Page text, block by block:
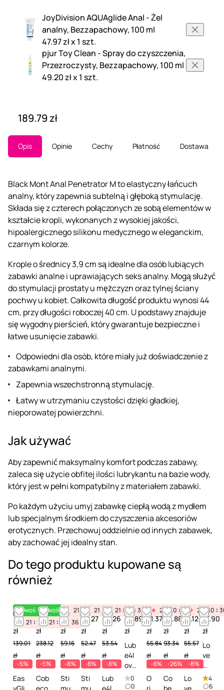
JoyDivision AQUAglide Anal - Żel
analny, Bezzapachowy, 100 ml
47.97 zł x 1 szt.
pjur Toy Clean - Spray do czyszczenia,
Przezroczysty, Bezzapachowy, 100 ml
49.20 zł x 1 szt.
189.79 zł
Opis Opinie Cechy Płatność Dostawa
Black Mont Anal Penetrator M to elastyczny łańcuch
analny, który zapewnia subtelną i głęboką stymulację.
Składa się z czterech połączonych ze sobą elementów w
kształcie kropli, wykonanych z wysokiej jakości,
hipoalergicznego silikonu medycznego w eleganckim,
czarnym kolorze.
Krople o średnicy 3,9 cm są idealne dla osób lubiących
zabawki analne i uprawiających seks analny. Mogą służyć
do stymulacji prostaty u mężczyzn oraz tylnej ściany
pochwy u kobiet. Całkowita długość produktu wynosi 44
cm, przy długości roboczej 40 cm. U podstawy znajduje
się wygodny pierścień, który gwarantuje bezpieczne i
łatwe usunięcie zabawki.
Odpowiedni dla osób, które miały już doświadczenie z
zabawkami analnymi.
Zapewnia wszechstronną stymulację.
Łatwy w utrzymaniu czystości dzięki gładkiej,
nieporowatej powierzchni.
Jak używać
Aby zapewnić maksymalny komfort podczas zabawy,
zaleca się użycie obfitej ilości lubrykantu na bazie wody,
który jest w pełni kompatybilny z materiałem zabawki.
Po każdym użyciu umyj zabawkę ciepłą wodą z mydłem
lub specjalnym środkiem do czyszczenia akcesoriów
erotycznych. Przechowuj oddzielnie od innych zabawek,
aby zachować jej idealny stan.
Do tego produktu kupowane są
również
Nowość
21
10 36
132.06
zł
139.01
zł
-5%
Eas
Nowość
21
10 36
226.21
zł
238.12
zł
-5%
Cob
21 10 36
54.43
zł
59.16
zł
-8%
Sti
21 10 36
48.27
zł
52.47
zł
-8%
Sti
21 10 36
49.26
zł
53.54
zł
-8%
Lub
52.89
zł
Lub
e4l
ove
rs
An
0
0
21 10 36
51.37
zł
55.84
zł
-8%
O
68.88
zł
93.34
zł
-26%
Co
21 10
51.12
zł
55.57
zł
-8%
Lo
77.90
zł
Lo
ve
St
im
H
4
6